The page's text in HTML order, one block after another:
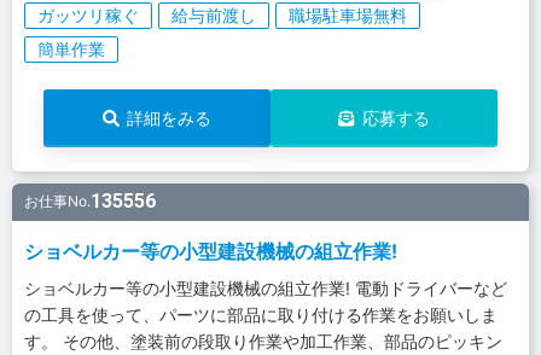
ガッツリ稼ぐ
給与前渡し
職場駐車場無料
簡単作業
詳細をみる 応募する
お仕事No.135556
ショベルカー等の小型建設機械の組立作業!
ショベルカー等の小型建設機械の組立作業! 電動ドライバーなど
の工具を使って、パーツに部品に取り付ける作業をお願いしま
す。 その他、塗装前の段取り作業や加工作業、部品のピッキン